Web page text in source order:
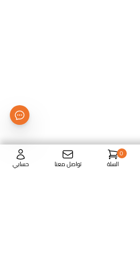
0
السلة
تواصل معنا حسابي